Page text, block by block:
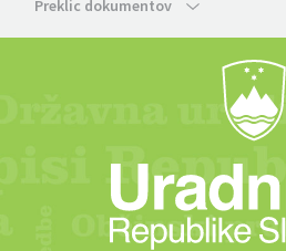
Preklic dokumentov